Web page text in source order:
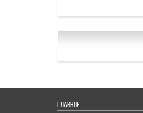
ГЛАВНОЕ